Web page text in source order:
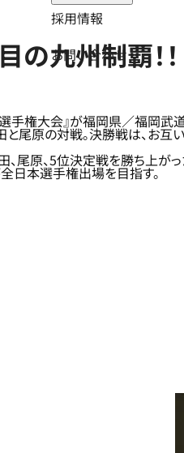
採用情報
お問い合わせ
九州制覇！！
手権大会』が福岡県／福岡武
尾原の対戦。決勝戦は、お互
、尾原、5位決定戦を勝ち上
日本選手権出場を目指す。